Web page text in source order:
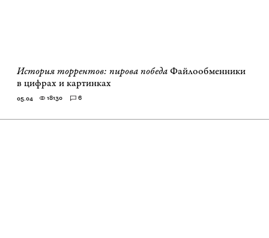
История торрентов: пирова победа Файлообменники
в цифрах и картинках
05.04 18130 6